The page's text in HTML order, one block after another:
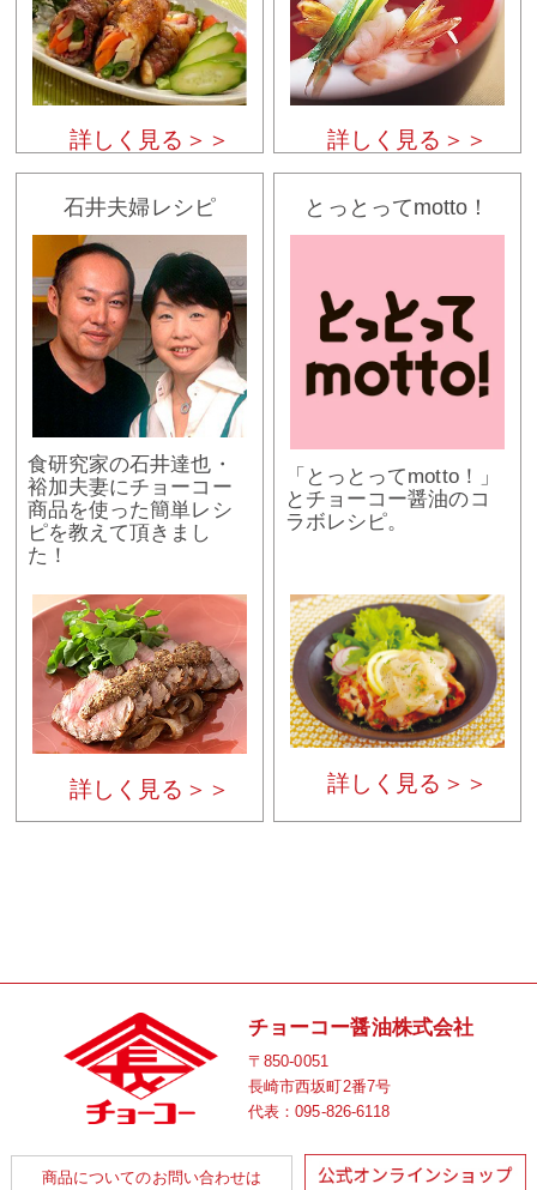
詳しく見る＞＞ 詳しく見る＞＞
石井夫婦レシピ
食研究家の石井達也・
裕加夫妻にチョーコー
商品を使った簡単レシ
ピを教えて頂きまし
た！
詳しく見る＞＞
とっとってmotto！
「とっとってmotto！」
とチョーコー醤油のコ
ラボレシピ。
詳しく見る＞＞
チョーコー醤油株式会社
〒850-0051
長崎市西坂町2番7号
代表：095-826-6118
商品についてのお問い合わせは